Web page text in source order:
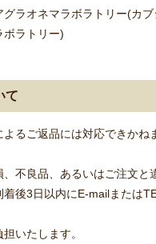
ラオネマラボラトリー(カブ
ラトリー)
て
よるご返品には対応できかね
、不良品、あるいはご注文と
着後3日以内にE-mailまたは
いたします。